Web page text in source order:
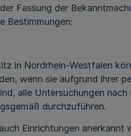
Fassung der
Bestimmungen:
in Nordrhein-Westfalen
wenn sie aufgrund ihrer
alle Untersuchungen nach
durchzuführen.
Einrichtungen anerkannt